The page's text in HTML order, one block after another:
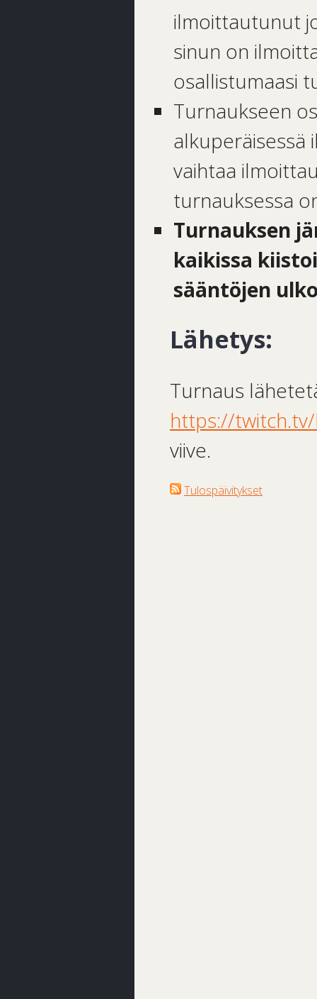
ilmoittautunut
sinun on
osallistumaasi
Turnaukseen
alkuperäisessä
vaihtaa
turnauksessa
Turnauksen
kaikissa
sääntöjen
Lähetys:
Turnaus
https://
viive.
Tulospäivitykset